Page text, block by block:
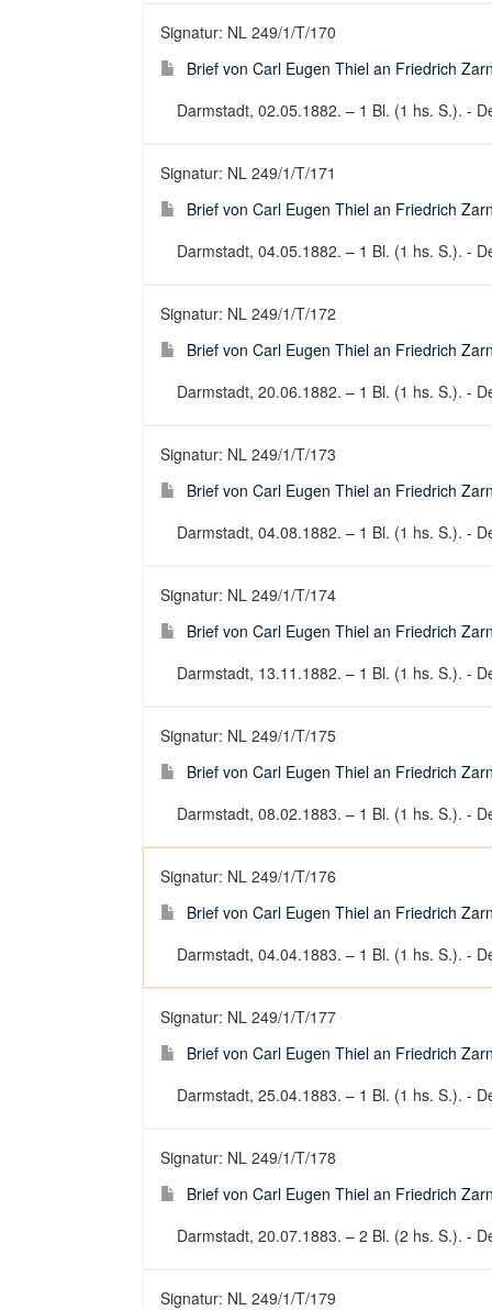
Signatur: NL 249/1/T/170
Brief von Carl Eugen Thiel an Friedrich
Darmstadt, 02.05.1882. – 1 Bl. (1 hs. S.). -
Signatur: NL 249/1/T/171
Brief von Carl Eugen Thiel an Friedrich
Darmstadt, 04.05.1882. – 1 Bl. (1 hs. S.). -
Signatur: NL 249/1/T/172
Brief von Carl Eugen Thiel an Friedrich
Darmstadt, 20.06.1882. – 1 Bl. (1 hs. S.). -
Signatur: NL 249/1/T/173
Brief von Carl Eugen Thiel an Friedrich
Darmstadt, 04.08.1882. – 1 Bl. (1 hs. S.). -
Signatur: NL 249/1/T/174
Brief von Carl Eugen Thiel an Friedrich
Darmstadt, 13.11.1882. – 1 Bl. (1 hs. S.). -
Signatur: NL 249/1/T/175
Brief von Carl Eugen Thiel an Friedrich
Darmstadt, 08.02.1883. – 1 Bl. (1 hs. S.). -
Signatur: NL 249/1/T/176
Brief von Carl Eugen Thiel an Friedrich
Darmstadt, 04.04.1883. – 1 Bl. (1 hs. S.). -
Signatur: NL 249/1/T/177
Brief von Carl Eugen Thiel an Friedrich
Darmstadt, 25.04.1883. – 1 Bl. (1 hs. S.). -
Signatur: NL 249/1/T/178
Brief von Carl Eugen Thiel an Friedrich
Darmstadt, 20.07.1883. – 2 Bl. (2 hs. S.). -
Signatur: NL 249/1/T/179